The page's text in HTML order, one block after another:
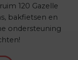
120 Gazelle
bakfietsen en
ondersteuning